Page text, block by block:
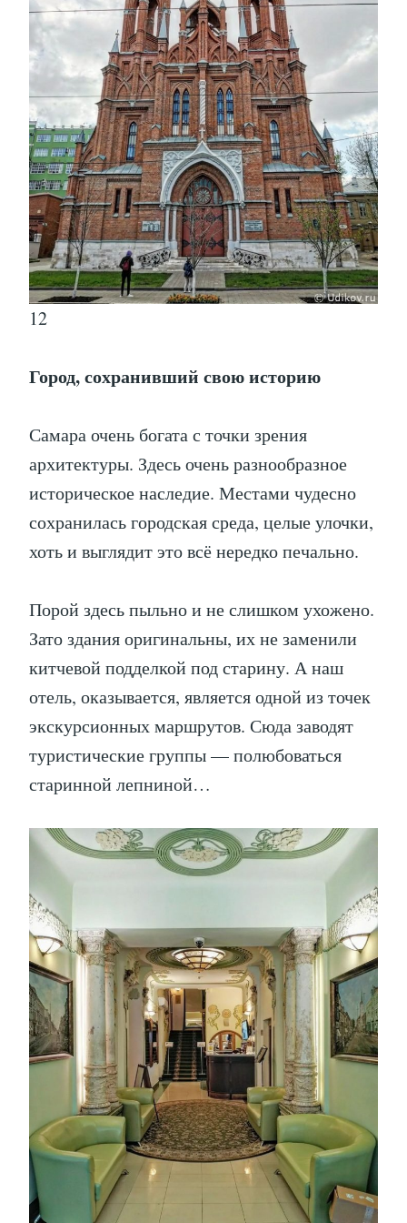
12
Город, сохранивший свою историю
Самара очень богата с точки зрения
архитектуры. Здесь очень разнообразное
историческое наследие. Местами чудесно
сохранилась городская среда, целые улочки,
хоть и выглядит это всё нередко печально.
Порой здесь пыльно и не слишком ухожено.
Зато здания оригинальны, их не заменили
китчевой подделкой под старину. А наш
отель, оказывается, является одной из точек
экскурсионных маршрутов. Сюда заводят
туристические группы — полюбоваться
старинной лепниной…